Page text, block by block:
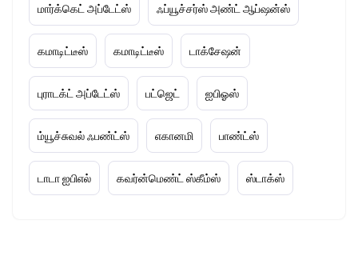
மார்க்கெட் அப்டேட்ஸ் ஃப்யூச்சர்ஸ் அண்ட் ஆப்ஷன்ஸ்
கமாடிட்டீஸ் கமாடிட்டீஸ் டாக்சேஷன்
புராடக்ட் அப்டேட்ஸ் பட்ஜெட் ஐபிஓஸ்
ம்யூச்சுவல் ஃபண்ட்ஸ் எகானமி பாண்ட்ஸ்
டாடா ஐபிஎல் கவர்ன்மெண்ட் ஸ்கீம்ஸ் ஸ்டாக்ஸ்